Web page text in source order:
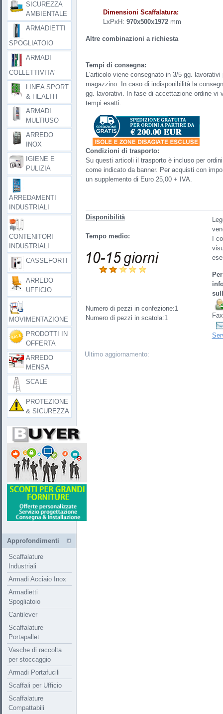
Dimensioni Scaffalatura:
LxPxH: 970x500x1972mm
Altre combinazioni a richiesta
Tempi di consegna:
L'articolo viene consegnato in 3/5 gg. lavorativi
magazzino. In caso di indisponibilità la
gg. lavorativi. In fase di accettazione ordine vi
tempi esatti.
Condizioni di trasporto:
Su questi articoli il trasporto è incluso per
come indicato da banner. Per acquisti con
un supplemento di Euro 25,00 + IVA.
Disponibilità
Tempo medio:
I
Numero di pezzi in confezione:1
Numero di pezzi in scatola:1
Ultimo aggiornamento:
SICUREZZA
AMBIENTALE
ARMADIETTI
SPOGLIATOIO
ARMADI
COLLETTIVITA'
LINEA SPORT
& HEALTH
ARMADI
MULTIUSO
ARREDO
INOX
IGIENE E
PULIZIA
ARREDAMENTI
INDUSTRIALI
CONTENITORI
INDUSTRIALI
CASSEFORTI
ARREDO
UFFICIO
MOVIMENTAZIONE
PRODOTTI IN
OFFERTA
ARREDO
MENSA
SCALE
PROTEZIONE
& SICUREZZA
Approfondimenti
Scaffalature
Industriali
Armadi Acciaio Inox
Armadietti
Spogliatoio
Cantilever
Scaffalature
Portapallet
Vasche di raccolta
per stoccaggio
Armadi Portafucili
Scaffali per Ufficio
Scaffalature
Compattabili